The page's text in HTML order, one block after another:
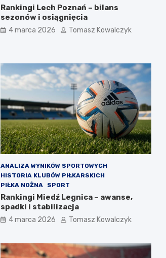
Rankingi Lech Poznań – bilans
sezonów i osiągnięcia
4 marca 2026 Tomasz Kowalczyk
ANALIZA WYNIKÓW SPORTOWYCH
HISTORIA KLUBÓW PIŁKARSKICH
PIŁKA NOŻNA
SPORT
Rankingi Miedź Legnica – awanse,
spadki i stabilizacja
4 marca 2026 Tomasz Kowalczyk